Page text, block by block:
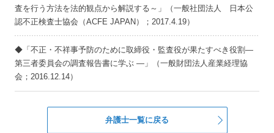
査を行う方法を法的観点から解説する～」（一般社団法人 日本公
認不正検査士協会（ACFE JAPAN）；2017.4.19）
◆「不正・不祥事予防のために取締役・監査役が果たすべき役割―
第三者委員会の調査報告書に学ぶ ―」（一般財団法人産業経理協
会；2016.12.14）
弁護士一覧に戻る